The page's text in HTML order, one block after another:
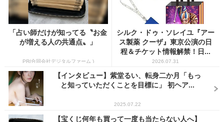
「占い師だけが知ってる〝お金
が増える人の共通点〟」
PR(合同会社デジタルファーム )
シルク・ドゥ・ソレイユ『アー
ス製薬 クーザ』東京公演の日
程＆チケット情報解禁！日...
2026.07.31
【インタビュー】紫堂るい、転身二か月「もっ
と知っていただくことを目標に」 初ヘア...
2025.07.22
【宝くじ何年も買って一度も当たらない人へ】